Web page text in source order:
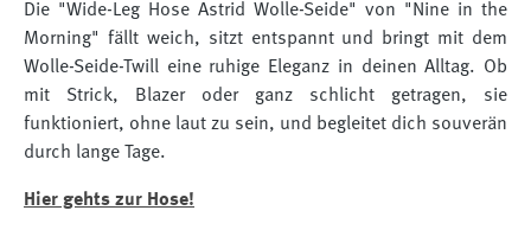
Die "Wide-Leg Hose Astrid Wolle-Seide" von "Nine in the
Morning" fällt weich, sitzt entspannt und bringt mit dem
Wolle-Seide-Twill eine ruhige Eleganz in deinen Alltag. Ob
mit Strick, Blazer oder ganz schlicht getragen, sie
funktioniert, ohne laut zu sein, und begleitet dich souverän
durch lange Tage.
Hier gehts zur Hose!